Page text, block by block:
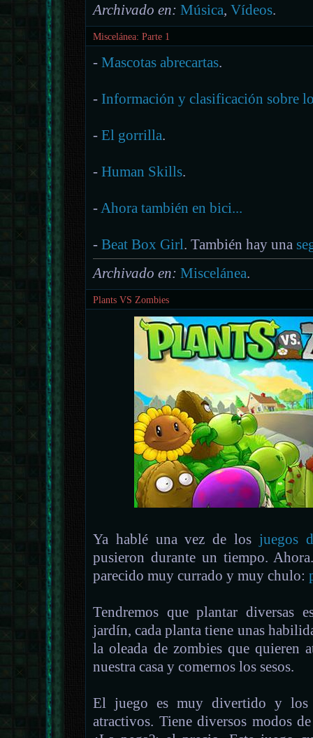
Archivado en: Música,Vídeos.
Miscelánea: Parte 1
-Mascotas abrecartas.
- Información y clasificación sobre
-El gorrilla.
-Human Skills.
-Ahora también en bici...
-Beat Box Girl. También hay una
Archivado en: Miscelánea.
Plants VS Zombies
Ya hablé una vez de los juegos
pusieron durante un tiempo.
parecido muy currado y muy chulo:
Tendremos que plantar diversas
jardín, cada planta tiene unas
la oleada de zombies que quieren
nuestra casa y comernos los sesos.
El juego es muy divertido y
atractivos. Tiene diversos modos